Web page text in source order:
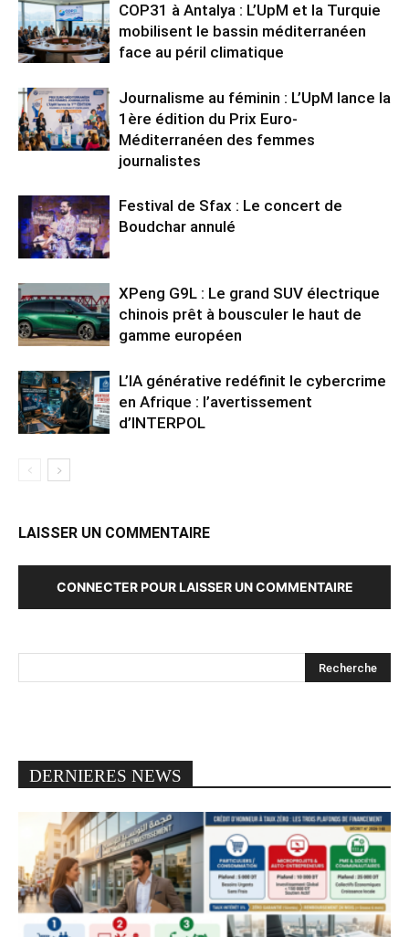
COP31 à Antalya : L’UpM et la Turquie
mobilisent le bassin méditerranéen
face au péril climatique
Journalisme au féminin : L’UpM lance la
1ère édition du Prix Euro-
Méditerranéen des femmes
journalistes
Festival de Sfax : Le concert de
Boudchar annulé
XPeng G9L : Le grand SUV électrique
chinois prêt à bousculer le haut de
gamme européen
L’IA générative redéfinit le cybercrime
en Afrique : l’avertissement
d’INTERPOL
LAISSER UN COMMENTAIRE
CONNECTER POUR LAISSER UN COMMENTAIRE
DERNIERES NEWS